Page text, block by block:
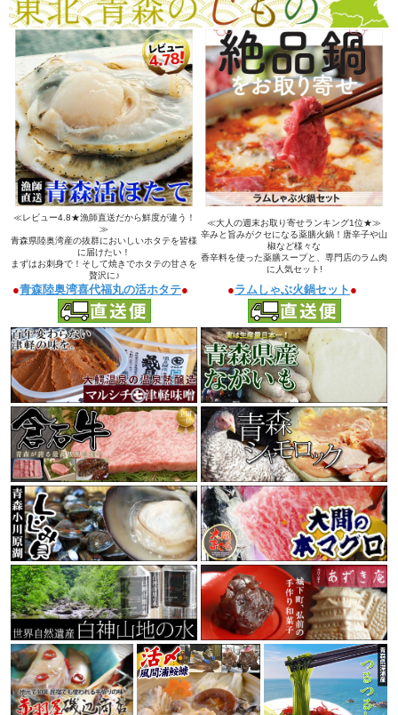
≪レビュー4.8★漁師直送だから鮮度が違う！
≫
青森県陸奥湾産の抜群においしいホタテを皆様
に届けたい！
まずはお刺身で！そして焼きでホタテの甘さを
贅沢に♪
≪大人の週末お取り寄せランキング1位★≫
辛みと旨みがクセになる薬膳火鍋！唐辛子や山
椒など様々な
香辛料を使った薬膳スープと、専門店のラム肉
に人気セット!
●青森陸奥湾喜代福丸の活ホタテ● ●ラムしゃぶ火鍋セット ●